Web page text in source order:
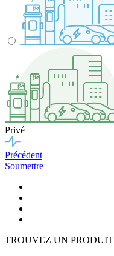
Privé
Précédent
Soumettre
TROUVEZ UN PRODUIT